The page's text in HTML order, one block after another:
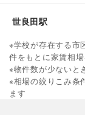
世良田駅
※学校が存在する市
件をもとに家賃相
※物件数が少ないと
※相場の絞りこみ条
ます